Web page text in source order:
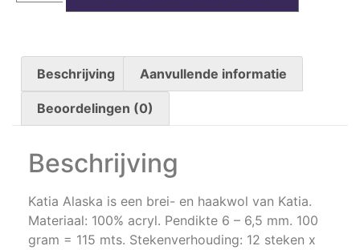
Beschrijving Aanvullende informatie
Beoordelingen (0)
Beschrijving
Katia Alaska is een brei- en haakwol van Katia.
Materiaal: 100% acryl. Pendikte 6 – 6,5 mm. 100
gram = 115 mts. Stekenverhouding: 12 steken x